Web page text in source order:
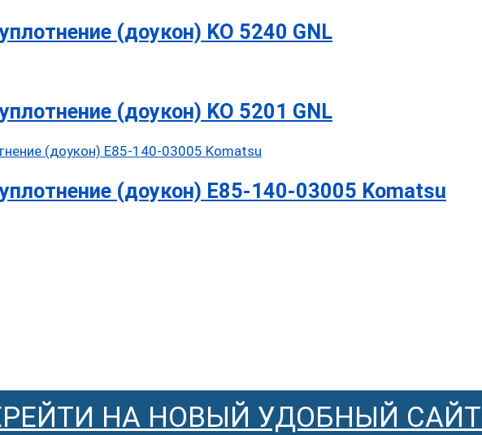
(доукон) KO 5240 GNL
(доукон) KO 5201 GNL
(доукон) E85-140-03005 Komatsu
НА НОВЫЙ УДОБНЫЙ